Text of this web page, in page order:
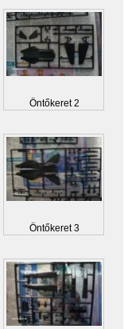
Öntőkeret 2
Öntőkeret 3